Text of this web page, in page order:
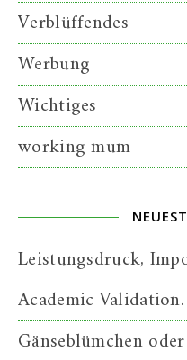
Verblüffendes
Werbung
Wichtiges
working mum
Leistungsdruck,
Academic
Gänseblümchen